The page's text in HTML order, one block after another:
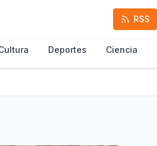
RSS
Deportes Ciencia